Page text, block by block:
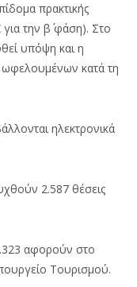
πρακτικής
την β΄ φάση). Στο
υπόψη και η
κατά τη
ηλεκτρονικά
2.587 θέσεις
αφορούν στο
Τουρισμού.